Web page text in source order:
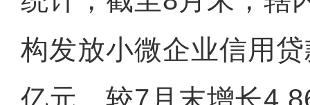
构发放小微企业信用
亿元，较7月末增长